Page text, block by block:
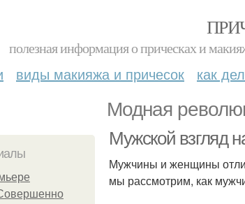
полезная информация о прическах и
виды макияжа и причесок как
Модная
Мужской взгляд
Мужчины и женщины
мы рассмотрим, как